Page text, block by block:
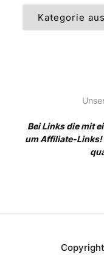
Bei Links die mit
um Affiliate-Links!